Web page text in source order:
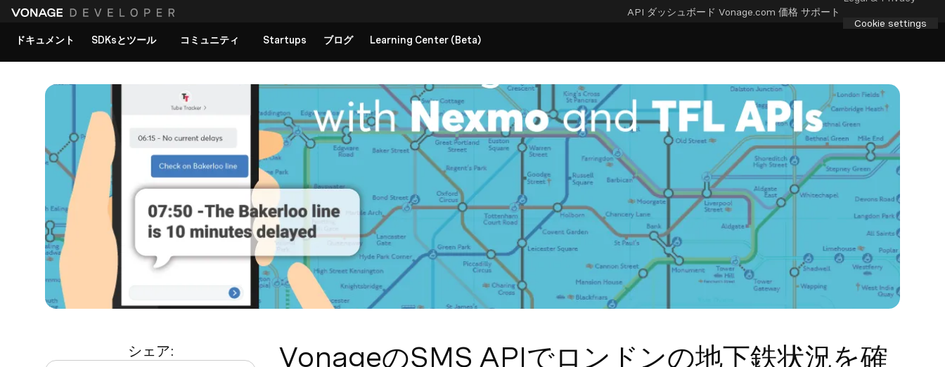
API ダッシュボード Vonage.com 価格 サポート
Cookie settings
ドキュメント
SDKsとツール コミュニティ Startups ブログ Learning Center (Beta)
シェア:
VonageのSMS APIでロンドンの地下鉄状況を確